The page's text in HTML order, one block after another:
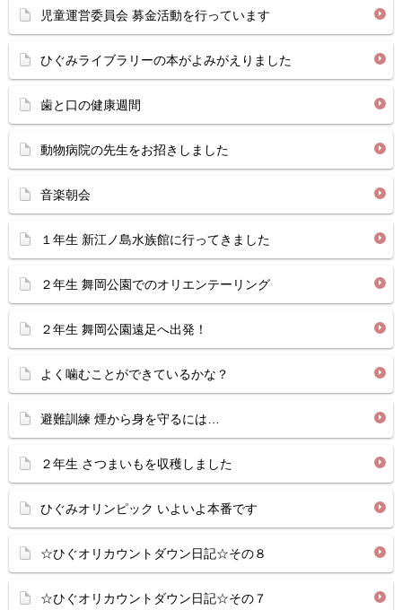
児童運営委員会 募金活動を行っています
ひぐみライブラリーの本がよみがえりました
歯と口の健康週間
動物病院の先生をお招きしました
音楽朝会
１年生 新江ノ島水族館に行ってきました
２年生 舞岡公園でのオリエンテーリング
２年生 舞岡公園遠足へ出発！
よく噛むことができているかな？
避難訓練 煙から身を守るには…
２年生 さつまいもを収穫しました
ひぐみオリンピック いよいよ本番です
☆ひぐオリカウントダウン日記☆その８
☆ひぐオリカウントダウン日記☆その７